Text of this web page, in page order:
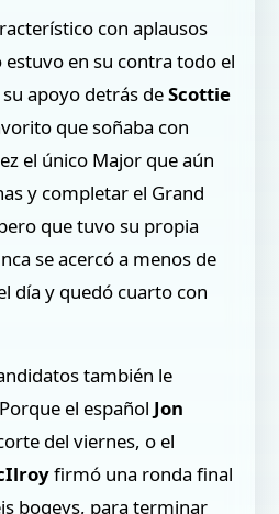
con aplausos
estuvo en su contra todo el
apoyo detrás deScottie
que soñaba con
el único Major que aún
y completar el Grand
que tuvo su propia
se acercó a menos de
día y quedó cuarto con
también le
el español Jon
del viernes, o el
firmó una ronda final
bogeys, para terminar